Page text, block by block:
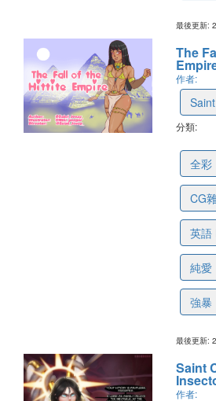
最後更新:
The
作者:
分類:
全彩
CG
英語
純愛
強暴
最後更新:
Saint
作者: